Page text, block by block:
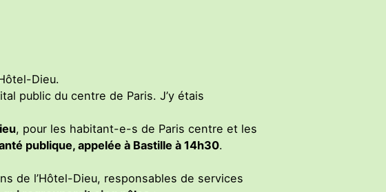
Dieu.
public du centre de Paris. J’y étais
, pour les habitant-e-s de Paris centre et les
publique, appelée à Bastille à 14h30.
de l’Hôtel-Dieu, responsables de services